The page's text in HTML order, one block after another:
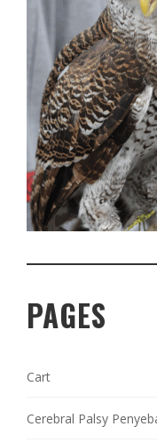
PAGES
Cart
Cerebral Palsy